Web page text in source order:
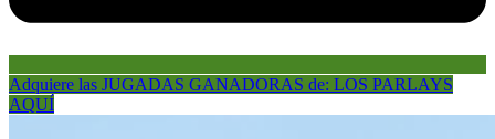
Adquiere las JUGADAS GANADORAS de: LOS PARLAYS
AQUÍ